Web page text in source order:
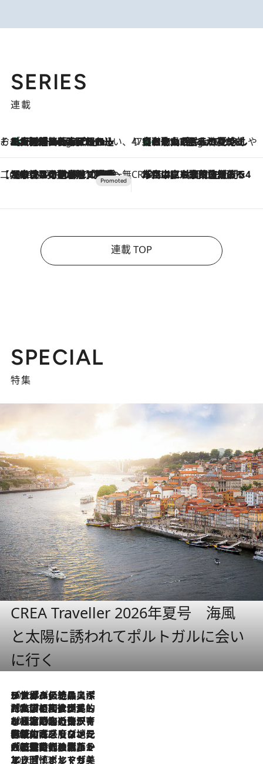
SERIES
連載
そおだよおこの関西おいしい、おやつ紀行6 Hours Ago
［大阪府箕面市］一皿一皿目の前で仕上げられる、料理を巧みに組み込んだアシェットデセールコース「ミチル アシェット デセール（Michiru assiette dessert）」 47都道府県の手みやげ ひんやりスイーツで夏を満喫
6 Hours Ago
【和歌山県】この夏絶対食べたい 冷やしておいしいおやつ3選 みかんがごろっと丸ごと入ったジュレ
【CREA×星野リゾート】唯一無二。癒しと発見が待つ場所へ
2026.8.7
【トンボの足水浴】ヒノキの香りに包まれて涼感マックス！約13℃の湧水かけ流しを避暑地「星野温泉 トンボの湯」で体験 CREA'S CHOICE
2026.8.7
「立川にも歌舞伎があるんだよ」 片岡仁左衛門・市川中車ら豪華座組みで4年目の立川立飛歌舞伎へ
連載 TOP
SPECIAL
特集
CREA Traveller 2026年夏号 海風
と太陽に誘われてポルトガルに会い
に行く
2026.8.8
リスボンの絶品スイーツ「パステル・デ・ナタ」とは？ポルトガル伝統の奥深い世界へ
2026.7.27
「私の祖国はポルトガル語です」国民的詩人フェルナンド・ペソアと、彼が愛した文学の街を歩く
2026.7.26
ポルトガル近海が育む極上の海の幸。キリリと冷えた白ワインと愉しむ、シーフード専門店の贅沢
2026.7.22
伝統の味をモダンに昇華。高感度な地元客が集う、リスボンの最旬ガストロノミー
2026.7.21
大航海時代の栄華から、震災、独裁、そして革命へ。ポルトガル・首都リスボンの石畳に刻まれた「歴史の光と影」
2026.7.13
エッセイ・ヤマザキマリ「慎ましくも美しき国 ポルトガル」